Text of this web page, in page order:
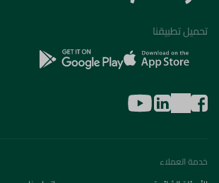
تحميل تطبيقنا
خدمة العملاء